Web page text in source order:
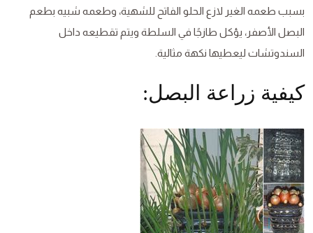
بسبب طعمه الغير لازع الحلو الفاتح للشهية، وطعمه شبيه بطعم
البصل الأصفر، يؤكل طازجًا في السلطة ويتم تقطيعه داخل
السندوتشات ليعطيها نكهة مثالية.
كيفية زراعة البصل: